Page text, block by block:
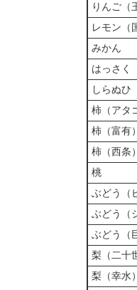
りんご（
レモン（
みかん
はっさく
しらぬひ
柿（アタ
柿（富有）
柿（西条）
桃
ぶどう（
ぶどう（
ぶどう（
梨（二十
梨（幸水）